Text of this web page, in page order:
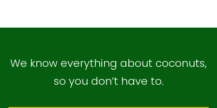
We know everything about coconuts,
so you don’t have to.